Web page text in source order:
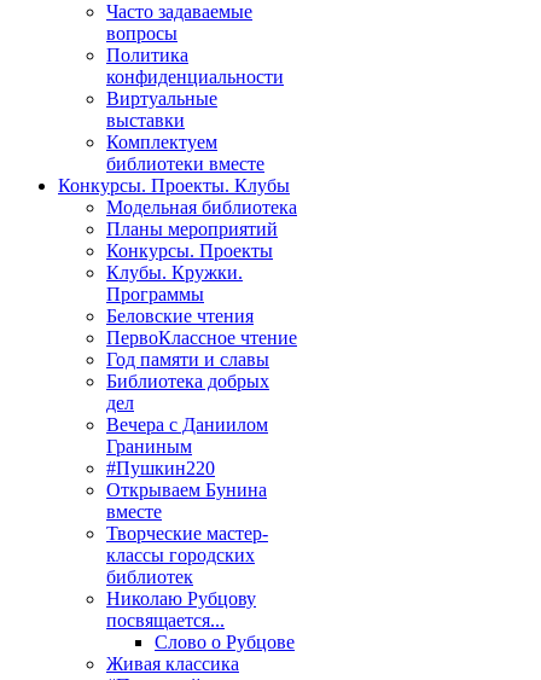
Часто задаваемые
вопросы
Политика
конфиденциальности
Виртуальные
выставки
Комплектуем
библиотеки вместе
Конкурсы. Проекты. Клубы
Модельная библиотека
Планы мероприятий
Конкурсы. Проекты
Клубы. Кружки.
Программы
Беловские чтения
ПервоКлассное чтение
Год памяти и славы
Библиотека добрых
дел
Вечера с Даниилом
Граниным
#Пушкин220
Открываем Бунина
вместе
Творческие мастер-
классы городских
библиотек
Николаю Рубцову
посвящается...
Слово о Рубцове
Живая классика